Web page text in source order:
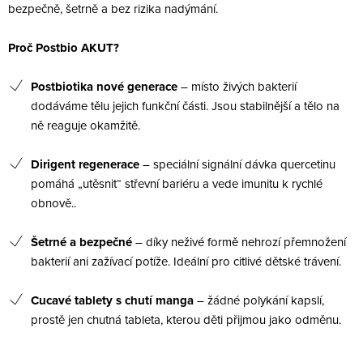
bezpečně, šetrně a bez rizika nadýmání.
Proč Postbio AKUT?
Postbiotika nové generace– místo živých bakterií
dodáváme tělu jejich funkční části. Jsou stabilnější a tělo na
ně reaguje okamžitě.
Dirigent regenerace– speciální signální dávka quercetinu
pomáhá „utěsnit“ střevní bariéru a vede imunitu k rychlé
obnově..
Šetrné a bezpečné– díky neživé formě nehrozí přemnožení
bakterií ani zažívací potíže. Ideální pro citlivé dětské trávení.
Cucavé tablety s chutí manga– žádné polykání kapslí,
prostě jen chutná tableta, kterou děti přijmou jako odměnu.